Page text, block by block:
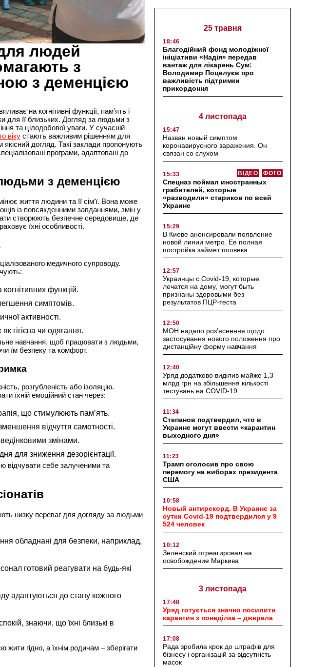
людей
з
з деменцією
на когнітивні функції, пам’ять і
для її близьких. Догляд за людьми з
та цілодобової уваги. У сучасній
віку стають важливим рішенням для
якісний догляд. Такі заклади пропонують
програми, адаптовані до
з деменцією
життя людини та її сім’ї. Вона може
із повсякденними завданнями, змін у
створюють безпечне середовище, де
їхні особливості.
медичного супроводу.
функцій.
симптомів.
активності.
гігієна чи одягання.
навчання, щоб працювати з людьми,
їм безпеку та комфорт.
розгубленість або ізоляцію.
їхній емоційний стан через:
що стимулюють пам’ять.
відчуття самотності.
змінами.
для зниження дезорієнтації.
відчувати себе залученими та
низку переваг для догляду за людьми
обладнані для безпеки, наприклад,
готовий реагувати на будь-які
адаптуються до стану кожного
знаючи, що їхні близькі в
гідно, а їхнім родичам – зберігати
25 травня
18:46
Благодійний фонд молодіжної
ініціативи «Надія» передав
вантаж для лікарень Сум:
Володимир Поцелуєв про
важливість підтримки
прикордоння
4 листопада
15:47
Назван новый симптом
коронавирусного заражения. Он
связан со слухом
15:33 ФОТО
ВІДЕО
Спецназ поймал иностранных
грабителей, которые
«разводили» стариков по всей
Украине
15:29
В Киеве анонсировали появление
новой линии метро. Ее полная
постройка займет полвека
12:57
Украинцы с Covid-19, которые
лечатся на дому, могут быть
признаны здоровыми без
результатов ПЦР-теста
12:50
МОН надало роз’яснення щодо
застосування нового положення про
дистанційну форму навчання
12:40
Уряд додатково виділив майже 1,3
млрд грн на збільшення кількості
тестувань на COVID-19
11:34
Степанов подтвердил, что в
Украине могут ввести «карантин
выходного дня»
11:23
Трамп оголосив про свою
перемогу на виборах президента
США
10:58
Новый антирекорд. В Украине за
сутки Covid-19 подтвердился у 9
524 человек
10:12
Зеленский отреагировал на
освобождение Маркива
3 листопада
17:48
Уряд готується значно посилити
карантин з понеділка – джерела
17:08
Рада зробила крок до штрафів для
бізнесу і організацій за відсутність
масок